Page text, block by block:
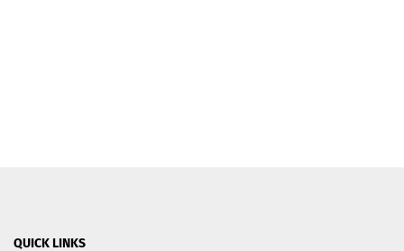
QUICK LINKS